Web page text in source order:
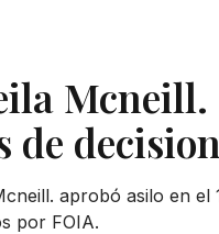
Mcneill.
de
aprobó asilo en el
por FOIA.